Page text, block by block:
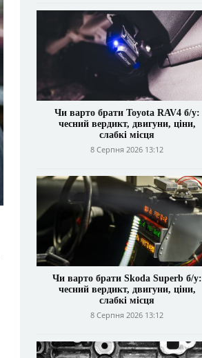
Чи варто брати Toyota RAV4 б/у:
чесний вердикт, двигуни, ціни,
слабкі місця
8 Серпня 2026 13:12
Чи варто брати Skoda Superb б/у:
чесний вердикт, двигуни, ціни,
слабкі місця
8 Серпня 2026 13:12